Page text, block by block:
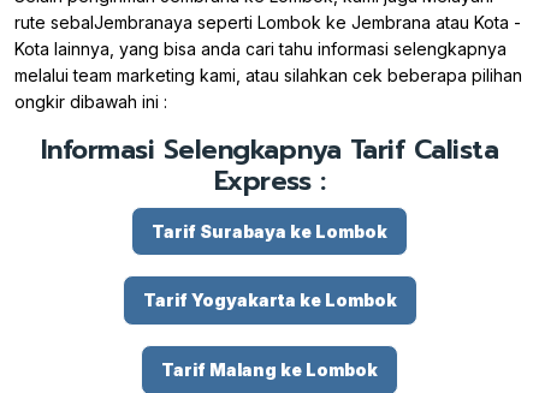
rute sebalJembranaya seperti Lombok ke Jembrana atau Kota -
Kota lainnya, yang bisa anda cari tahu informasi selengkapnya
melalui team marketing kami, atau silahkan cek beberapa pilihan
ongkir dibawah ini :
Informasi Selengkapnya Tarif Calista
Express :
Tarif Surabaya ke Lombok
Tarif Yogyakarta ke Lombok
Tarif Malang ke Lombok